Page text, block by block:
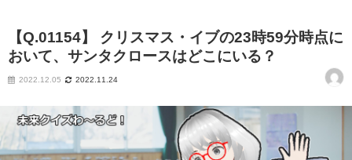
【Q.01154】 クリスマス・イブの23時59分時点に
おいて、サンタクロースはどこにいる？
2022.12.05 2022.11.24